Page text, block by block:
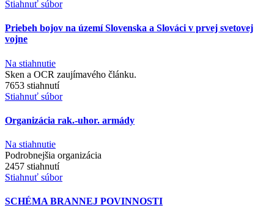
Stiahnuť súbor
Priebeh bojov na území Slovenska a Slováci v prvej svetovej
vojne
Na stiahnutie
Sken a OCR zaujímavého článku.
7653 stiahnutí
Stiahnuť súbor
Organizácia rak.-uhor. armády
Na stiahnutie
Podrobnejšia organizácia
2457 stiahnutí
Stiahnuť súbor
SCHÉMA BRANNEJ POVINNOSTI